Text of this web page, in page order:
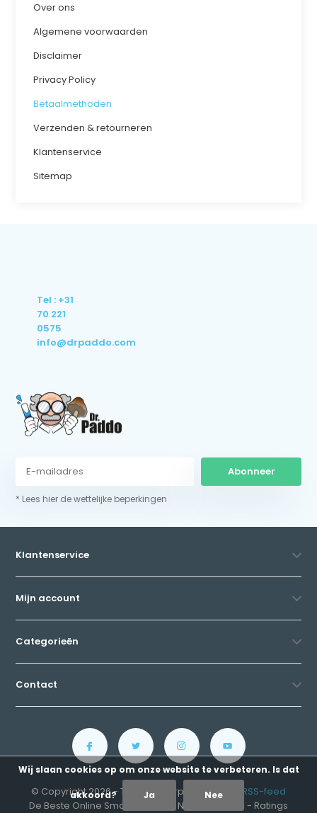
Over ons
Algemene voorwaarden
Disclaimer
Privacy Policy
Betaalmethoden
Verzenden & retourneren
Klantenservice
Sitemap
Tel : +31
70 221
0575
info@drpaddo.com
Abonneer
* Lees hier de wettelijke beperkingen
Klantenservice
Mijn account
Categorieën
Contact
© Copyright 2026 - Theme By drpaddo.com -
RSS-feed
De Beste Online Smartshop Van Nederland
- Ratings
Wij slaan cookies op om onze website te verbeteren. Is dat
akkoord? Ja Nee